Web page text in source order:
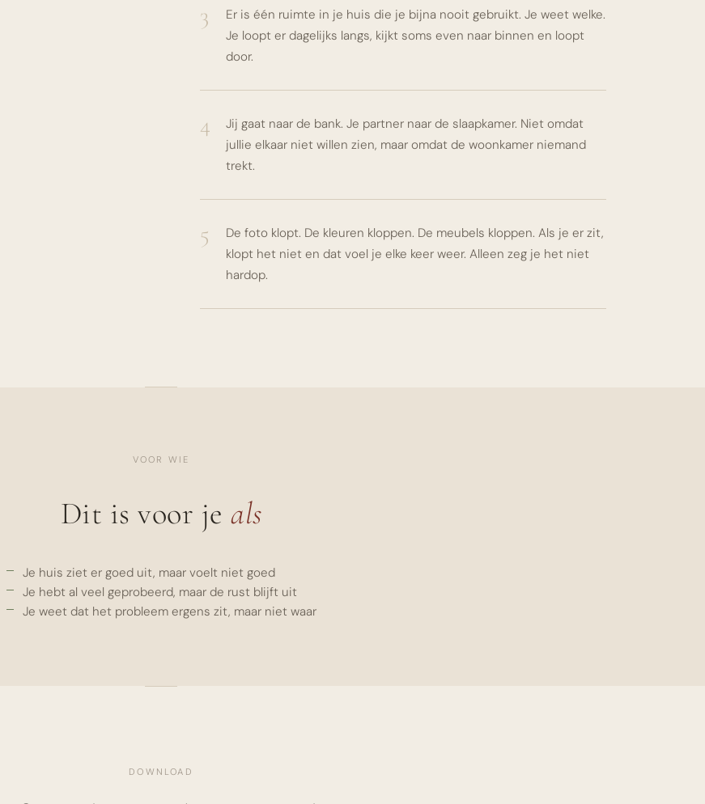
3
Er is één ruimte in je huis die je bijna nooit gebruikt. Je weet welke.
Je loopt er dagelijks langs, kijkt soms even naar binnen en loopt
door.
4
Jij gaat naar de bank. Je partner naar de slaapkamer. Niet omdat
jullie elkaar niet willen zien, maar omdat de woonkamer niemand
trekt.
5
De foto klopt. De kleuren kloppen. De meubels kloppen. Als je er zit,
klopt het niet en dat voel je elke keer weer. Alleen zeg je het niet
hardop.
VOOR WIE
Dit is voor je als
Je huis ziet er goed uit, maar voelt niet goed
Je hebt al veel geprobeerd, maar de rust blijft uit
Je weet dat het probleem ergens zit, maar niet waar
DOWNLOAD